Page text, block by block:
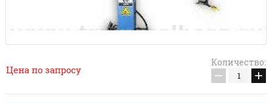
Цена по запросу
Количество:
− +